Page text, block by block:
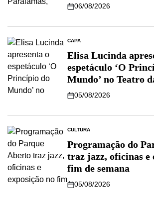
06/08/2026
CAPA
Elisa Lucinda
espetáculo ‘O
Mundo’ no Teatro
05/08/2026
CULTURA
Programação do
traz jazz, oficinas e
fim de semana
05/08/2026